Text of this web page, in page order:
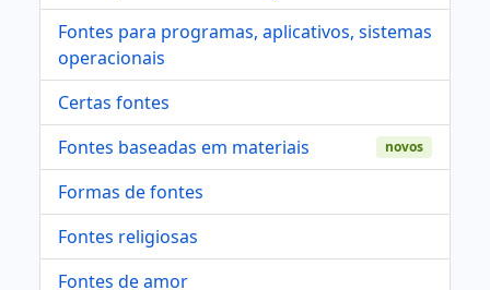
Fontes para programas, aplicativos, sistemas
operacionais
Certas fontes
Fontes baseadas em materiais
novos
Formas de fontes
Fontes religiosas
Fontes de amor